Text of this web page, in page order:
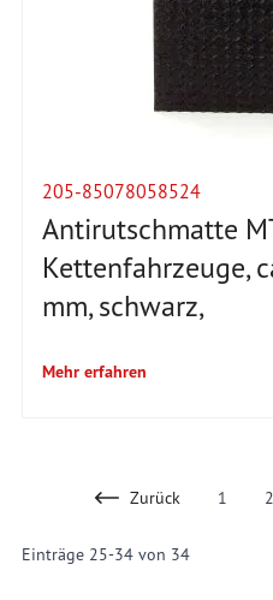
205-85078058524
Antirutschmatte
Kettenfahrzeuge,
mm, schwarz,
Mehr erfahren
Einträge 25-34von 34
Zurück Page
1 2